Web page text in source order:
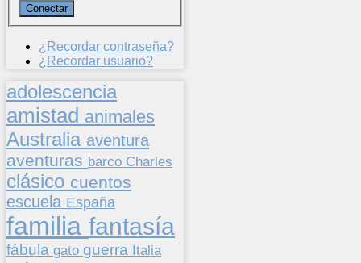
¿Recordar contraseña?
¿Recordar usuario?
adolescencia
amistad animales
Australia aventura
aventuras barco Charles
clásico cuentos
escuela España
familia fantasía
fábula gato guerra Italia